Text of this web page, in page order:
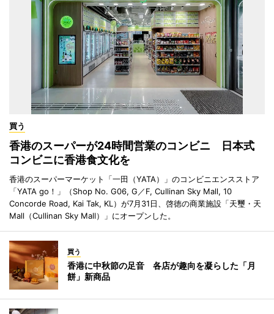
買う
香港のスーパーが24時間営業のコンビニ 日本式
コンビニに香港食文化を
香港のスーパーマーケット「一田（YATA）」のコンビニエンスストア
「YATA go！」（Shop No. G06, G／F, Cullinan Sky Mall, 10
Concorde Road, Kai Tak, KL）が7月31日、啓徳の商業施設「天璽・天
Mall（Cullinan Sky Mall）」にオープンした。
買う
香港に中秋節の足音 各店が趣向を凝らした「月
餅」新商品